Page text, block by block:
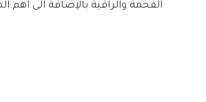
الفخمة والراقية بالإضافة الى اهم